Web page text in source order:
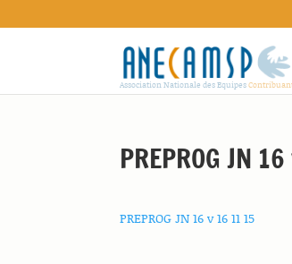
Association Nationale des Equipes
PREPROG JN
PREPROG JN 16 v 16 11 15